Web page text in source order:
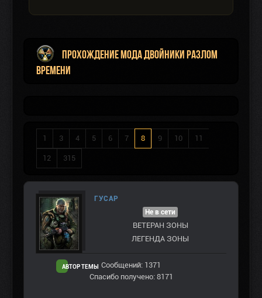
Прохождение мода Двойники Разлом
Времени
1 3 4 5 6 7 8 9 10 11
12 315
ГУСАР
АВТОР ТЕМЫ
Не в сети
ВЕТЕРАН ЗOНЫ
ЛЕГЕНДА ЗОНЫ
Сообщений: 1371
Спасибо получено: 8171